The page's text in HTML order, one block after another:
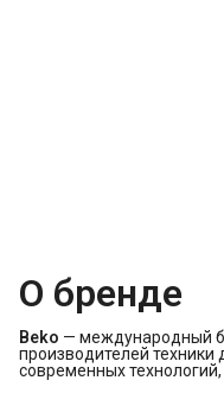
О бренде
Beko — международный
производителей
современных